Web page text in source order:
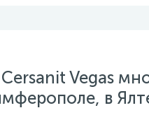
Vegas
в